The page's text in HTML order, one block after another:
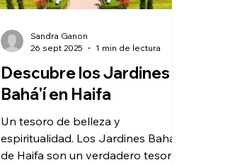
Descubre los Jardines
Bahá'í en Haifa
Un tesoro de belleza y
espiritualidad. Los Jardines Bahá'í
de Haifa son un verdadero tesoro
Sandra Ganon
26 sept 2025
1 min de lectura